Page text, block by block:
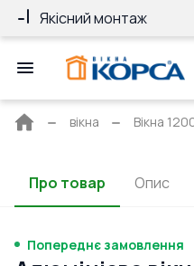
Якісний монтаж
Головна
вікна Вікна
Про товар Опис
Попереднє замовлення